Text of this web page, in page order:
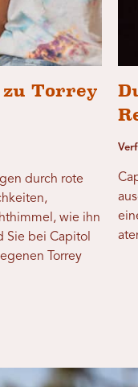
Torrey
durch rote
wie ihn
Sie bei Capitol
Torrey